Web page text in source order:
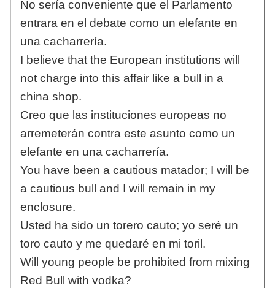
No sería conveniente que el Parlamento
entrara en el debate como un elefante en
una cacharrería.
I believe that the European institutions will
not charge into this affair like a bull in a
china shop.
Creo que las instituciones europeas no
arremeterán contra este asunto como un
elefante en una cacharrería.
You have been a cautious matador; I will be
a cautious bull and I will remain in my
enclosure.
Usted ha sido un torero cauto; yo seré un
toro cauto y me quedaré en mi toril.
Will young people be prohibited from mixing
Red Bull with vodka?